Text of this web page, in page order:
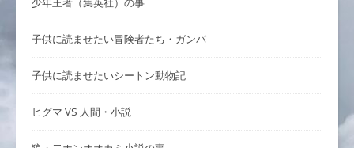
子供に読ませたい冒険者たち・ガンバ
子供に読ませたいシートン動物記
ヒグマ VS 人間・小説